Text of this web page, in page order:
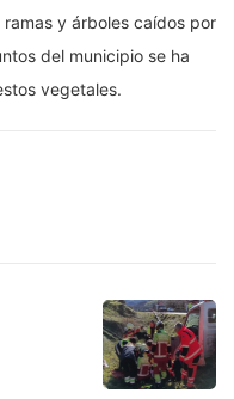
y árboles caídos por
del municipio se ha
vegetales.